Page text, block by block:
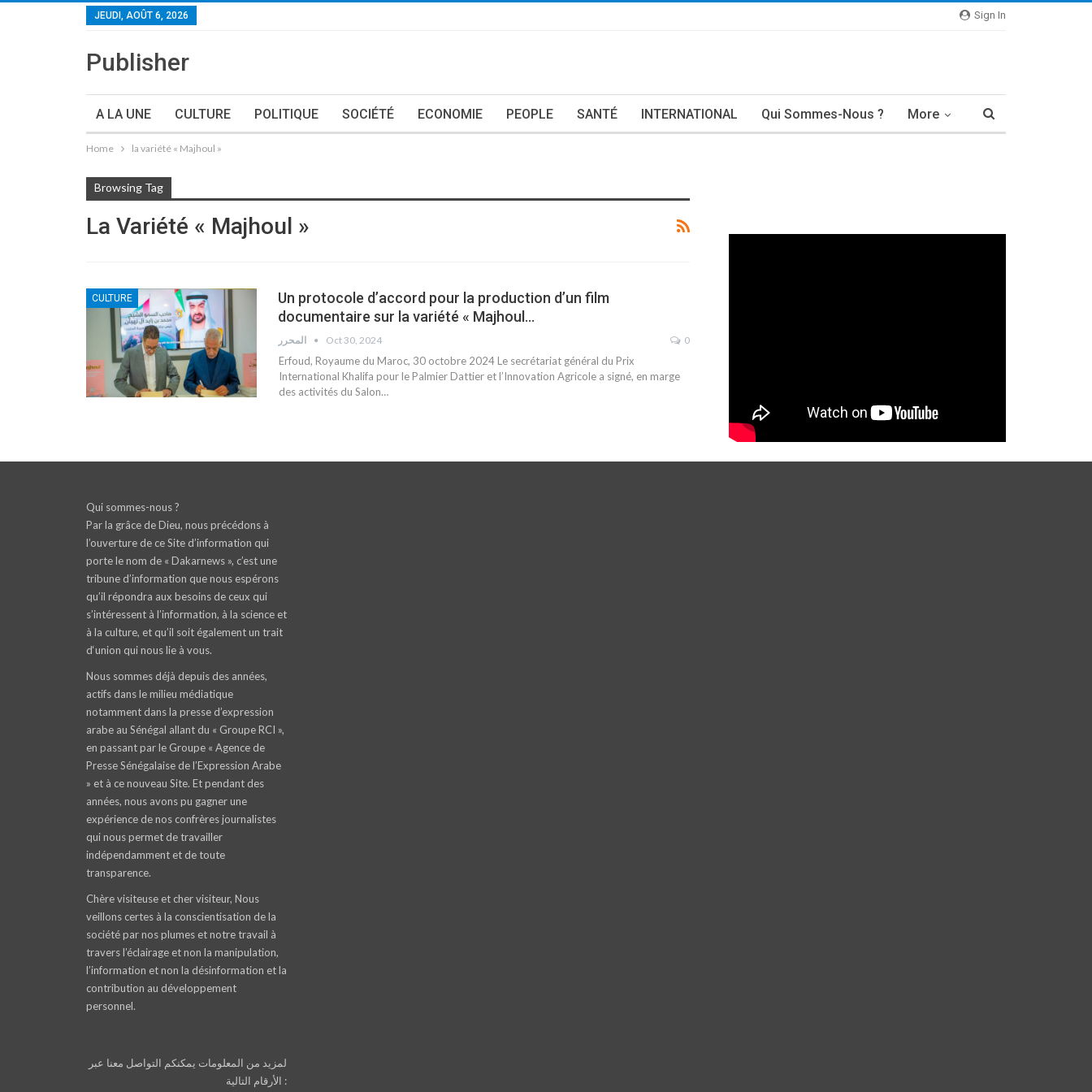
Sign In
JEUDI, AOÛT 6, 2026
Publisher
A LA UNE CULTURE POLITIQUE SOCIÉTÉ ECONOMIE PEOPLE SANTÉ INTERNATIONAL Qui Sommes-Nous ? More
Home la variété « Majhoul »
Browsing Tag
La Variété « Majhoul »
CULTURE
Un protocole d’accord pour la production d’un film
documentaire sur la variété « Majhoul…
Oct 30, 2024 0
Erfoud, Royaume du Maroc, 30 octobre 2024 Le secrétariat général du Prix
International Khalifa pour le Palmier Dattier et l’Innovation Agricole a signé, en marge
des activités du Salon…
Qui sommes-nous ?
Par la grâce de Dieu, nous précédons à
l’ouverture de ce Site d’information qui
porte le nom de « Dakarnews », c’est une
tribune d’information que nous espérons
qu’il répondra aux besoins de ceux qui
s’intéressent à l’information, à la science et
à la culture, et qu’il soit également un trait
d‘union qui nous lie à vous.
Nous sommes déjà depuis des années,
actifs dans le milieu médiatique
notamment dans la presse d’expression
arabe au Sénégal allant du « Groupe RCI »,
en passant par le Groupe « Agence de
Presse Sénégalaise de l’Expression Arabe
» et à ce nouveau Site. Et pendant des
années, nous avons pu gagner une
expérience de nos confrères journalistes
qui nous permet de travailler
indépendamment et de toute
transparence.
Chère visiteuse et cher visiteur, Nous
veillons certes à la conscientisation de la
société par nos plumes et notre travail à
travers l’éclairage et non la manipulation,
l’information et non la désinformation et la
contribution au développement
personnel.
لمزيد من المعلومات يمكنكم التواصل معنا عبر
الأرقام التالية :